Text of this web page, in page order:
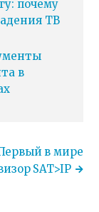
почему
ТВ
в
в мире
SAT>IP